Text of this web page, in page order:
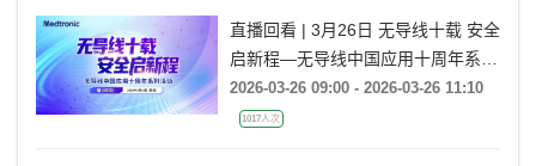
直播回看 | 3月26日 无导线十载 安全
启新程—无导线中国应用十周年系列
活动
2026-03-26 09:00 - 2026-03-26 11:10
1017人次